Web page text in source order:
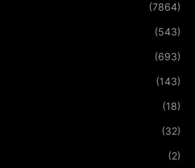
(7864)
(543)
(693)
(143)
(18)
(32)
(2)